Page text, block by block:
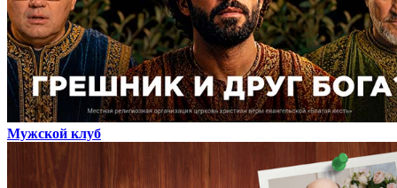
Мужской клуб